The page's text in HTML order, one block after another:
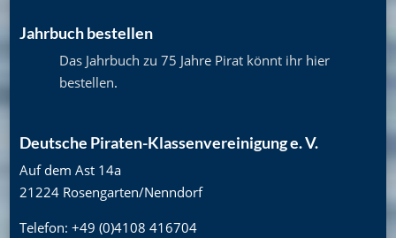
Jahrbuch bestellen
Das Jahrbuch zu 75 Jahre Pirat könnt ihr hier
bestellen.
Deutsche Piraten-Klassenvereinigung e. V.
Auf dem Ast 14a
21224 Rosengarten/Nenndorf
Telefon: +49 (0)4108 416704